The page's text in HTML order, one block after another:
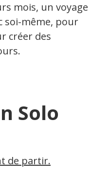
mois, un voyage
soi-même, pour
créer des
Solo
de partir.